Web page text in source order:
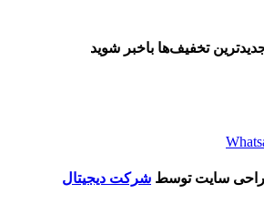
تخفیف‌ها با‌خبر شوید
سایت توسط شرکت دیجیتال